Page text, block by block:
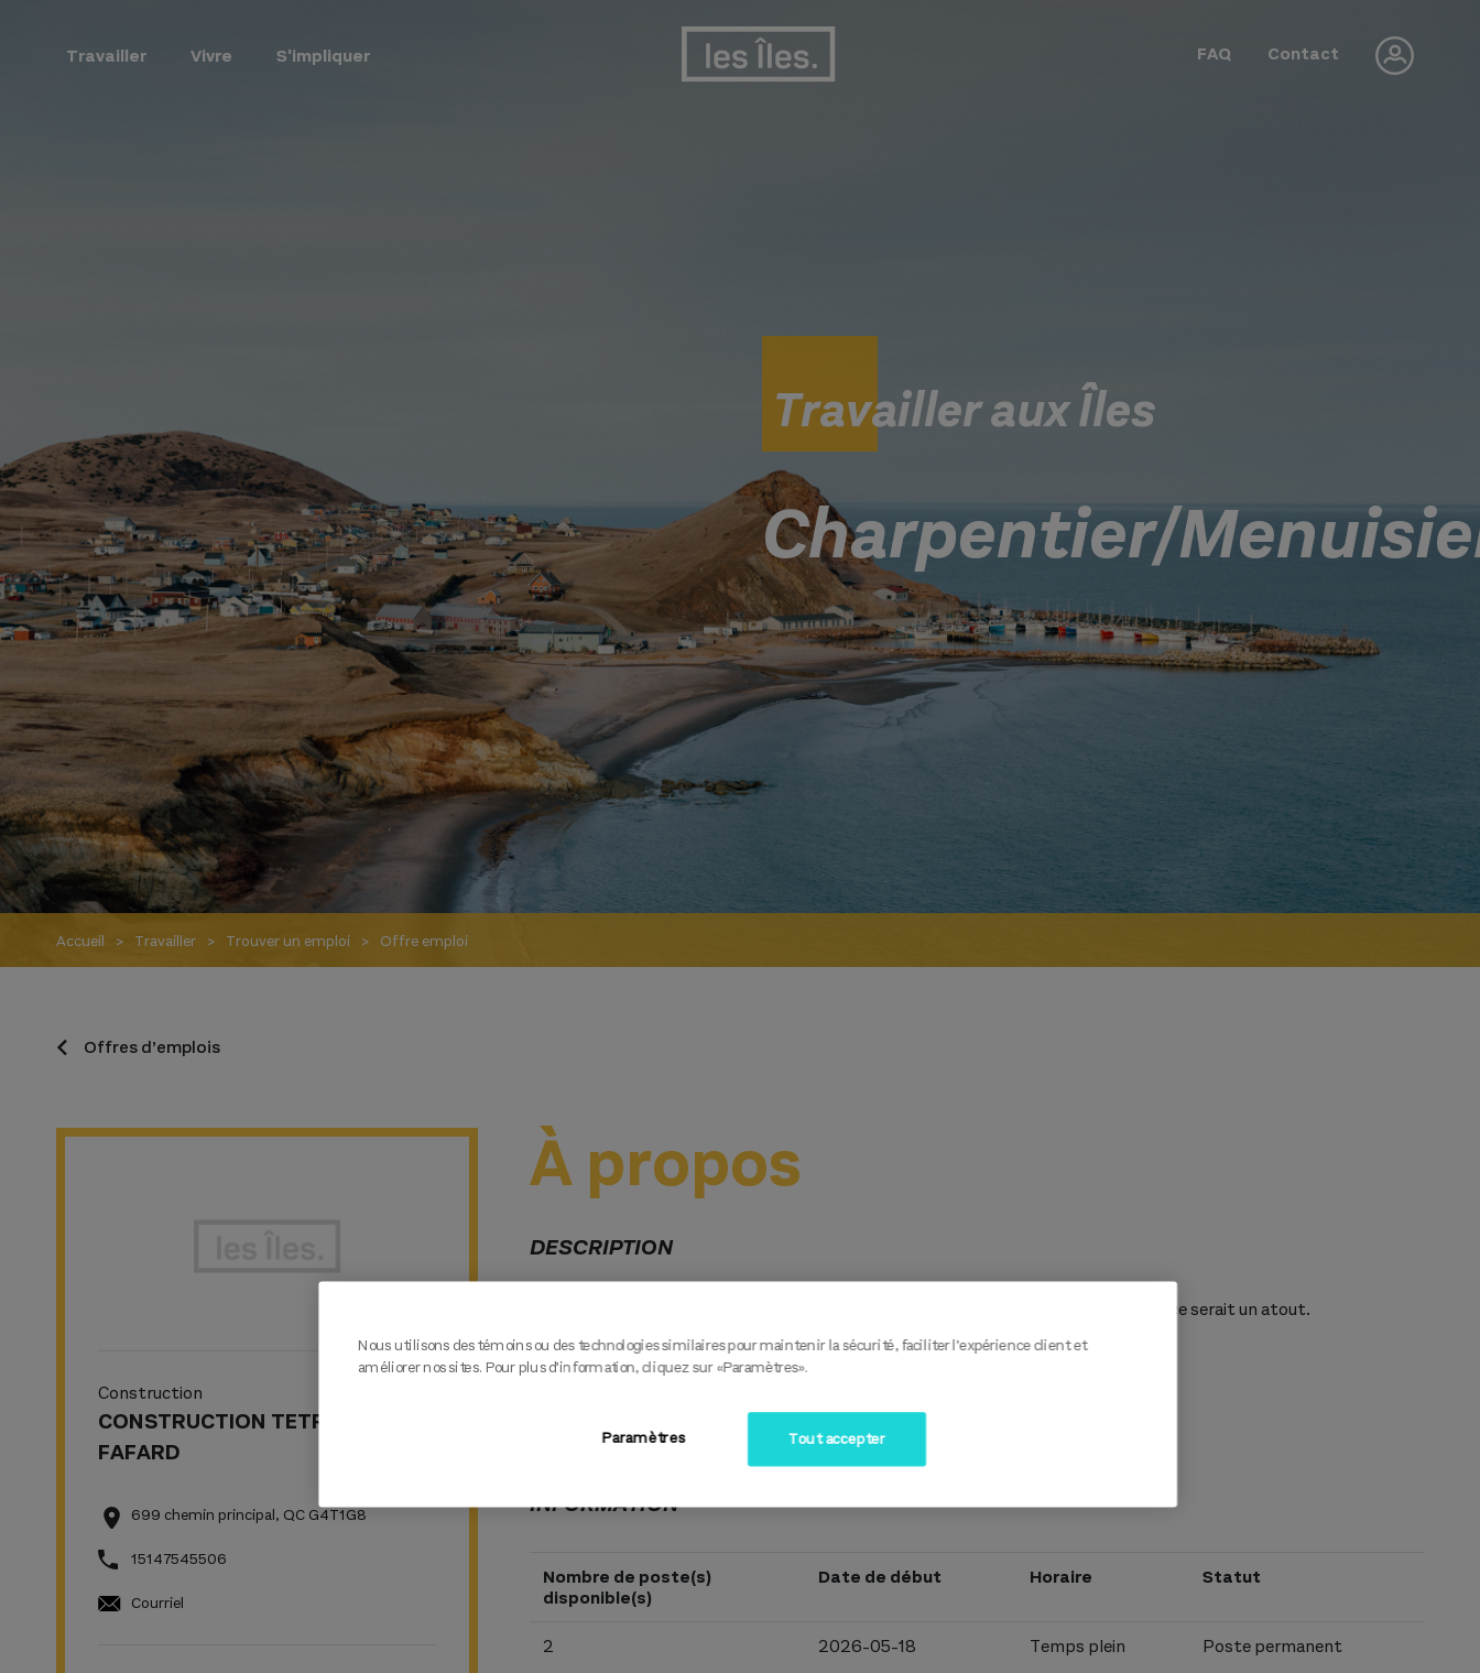
Travailler Vivre S'impliquer FAQ Contact
Travailler aux Îles
Charpentier/
Accueil Travailler Trouver un emploi Offre emploi
Offres d’emplois
Construction
CONSTRUCTION TETRAULT
FAFARD
699 chemin principal, QC G4T1G8
15147545506
Courriel
À propos
DESCRIPTION
Travaux de rénovation, et construction sur chantier. Travail d'équipe. Avec expérience serait un atout.
AVANTAGES
Congés mobiles Horaires Flexibles
INFORMATION
Nombre de poste(s)
disponible(s)
Date de début Horaire Statut
2 2026-05-18 Temps plein Poste permanent
Nous utilisons des témoins ou des technologies similaires pour maintenir la sécurité, faciliter l’expérience client et
améliorer nos sites. Pour plus d’information, cliquez sur «Paramètres».
Tout accepter
Paramètres